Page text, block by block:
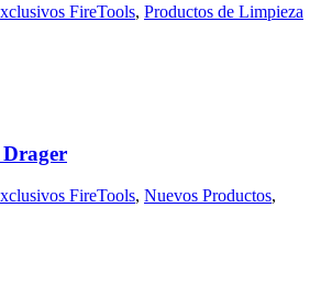
FireTools, Productos de Limpieza
Drager
FireTools, Nuevos Productos,